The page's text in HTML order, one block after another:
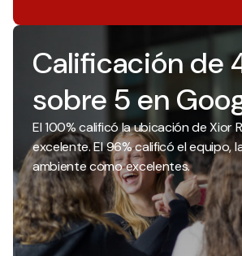
Calificación de
sobre 5 en
El 100% calificó la ubicación de Xior
excelente. El 96% calificó el equipo,
ambiente como excelentes.